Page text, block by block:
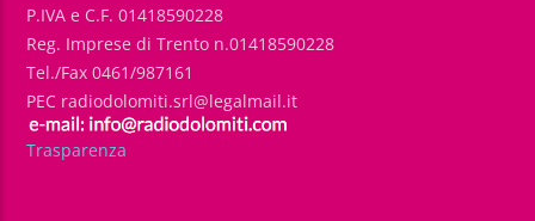
P.IVA e C.F. 01418590228
Reg. Imprese di Trento n.01418590228
Tel./Fax 0461/987161
PEC radiodolomiti.srl@legalmail.it
Trasparenza